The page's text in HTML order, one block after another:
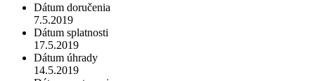
Dátum doručenia
7.5.2019
Dátum splatnosti
17.5.2019
Dátum úhrady
14.5.2019